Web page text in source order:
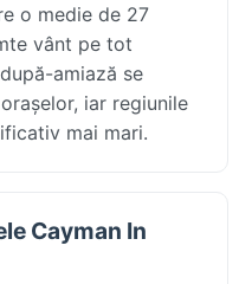
o medie de 27
vânt pe tot
amiază se
iar regiunile
mai mari.
Cayman In